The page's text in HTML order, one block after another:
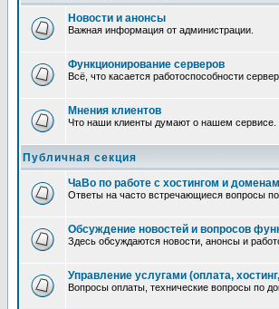
Новости и анонсы
Важная информация от администрации.
Функционирование серверов
Всё, что касается работоспособности
Мнения клиентов
Что наши клиенты думают о нашем сервисе.
Публичная секция
ЧаВо по работе с хостингом и
Ответы на часто встречающиеся вопросы
Обсуждение новостей и вопросов
Здесь обсуждаются новости, анонсы и
Управление услугами (оплата,
Вопросы оплаты, технические вопросы по